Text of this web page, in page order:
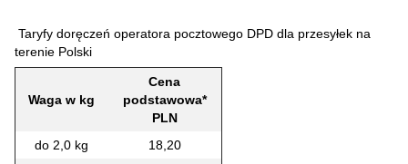
Taryfy doręczeń operatora pocztowego DPD dla przesyłek na
terenie Polski
Waga w kg
Cena
podstawowa*
PLN
do 2,0 kg
18,20